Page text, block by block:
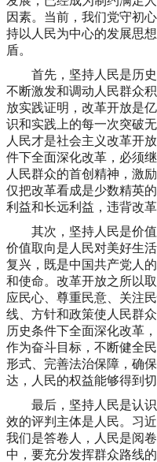
因素。当前，我们党守初
持以人民为中心的发展思
盾。
首先，坚持人民是历史
不断激发和调动人民群众
放实践证明，改革开放是
识和实践上的每一次突破
人民才是社会主义改革开
件下全面深化改革，必须
人民群众的首创精神，激
仅把改革看成是少数精英
利益和长远利益，违背改革
其次，坚持人民是价值
价值取向是人民对美好生
复兴，既是中国共产党人
和使命。改革开放之所以
应民心、尊重民意、关注
线、方针和政策使人民群
历史条件下全面深化改革
作为奋斗目标，不断健全
形式、完善法治保障，确
达，人民的权益能够得到切
最后，坚持人民是认识
效的评判主体是人民。习
我们是答卷人，人民是阅
中，要充分发挥群众路线